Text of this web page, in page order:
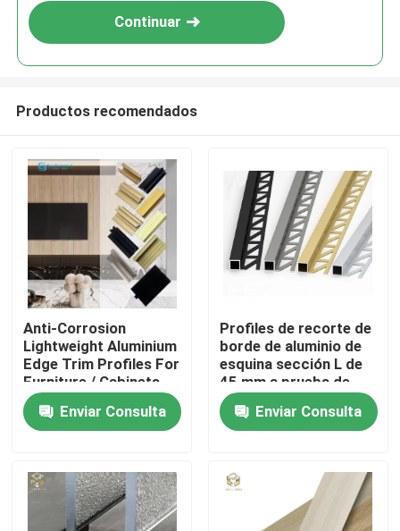
Inicio
Productos
Sobre nosotros
Control de Calidad
Continuar
Productos recomendados
Anti-Corrosion
Lightweight Aluminium
Edge Trim Profiles For
Furniture / Cabinets
Enviar Consulta
Profiles de recorte de
borde de aluminio de
esquina sección L de
45 mm a prueba de
polvo
Enviar Consulta